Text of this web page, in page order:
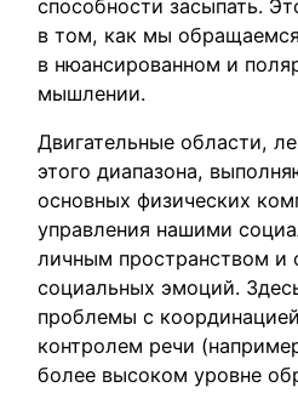
способности засыпать.
в том, как мы
в нюансированном и
мышлении.
Двигательные области,
этого диапазона,
основных физических
управления нашими
личным пространством и
социальных эмоций.
проблемы с
контролем речи
более высоком уровне